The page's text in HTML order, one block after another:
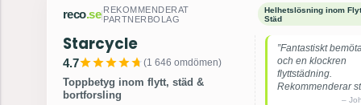
reco.se|REKOMMENDERAT
PARTNERBOLAG
Helhetslösning inom
Städ
Starcycle
4.7 (1 646 omdömen)
Toppbetyg inom flytt, städ &
bortforsling
”Fantastiskt
och en klockren
flyttstädning.
Rekommenderar
–